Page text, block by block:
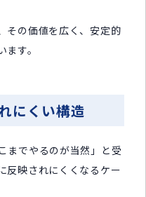
その価値を広く、安定的
す。
にくい構造
までやるのが当然」と受
反映されにくくなるケー